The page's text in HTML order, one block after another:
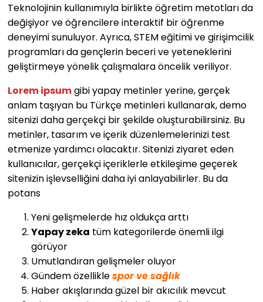
Teknolojinin kullanımıyla birlikte öğretim metotları da
değişiyor ve öğrencilere interaktif bir öğrenme
deneyimi sunuluyor. Ayrıca, STEM eğitimi ve girişimcilik
programları da gençlerin beceri ve yeteneklerini
geliştirmeye yönelik çalışmalara öncelik veriliyor.
Lorem ipsumgibi yapay metinler yerine, gerçek
anlam taşıyan bu Türkçe metinleri kullanarak, demo
sitenizi daha gerçekçi bir şekilde oluşturabilirsiniz. Bu
metinler, tasarım ve içerik düzenlemelerinizi test
etmenize yardımcı olacaktır. Sitenizi ziyaret eden
kullanıcılar, gerçekçi içeriklerle etkileşime geçerek
sitenizin işlevselliğini daha iyi anlayabilirler. Bu da
potans
Yeni gelişmelerde hız oldukça arttı
Yapay zeka tüm kategorilerde önemli ilgi
görüyor
Umutlandıran gelişmeler oluyor
Gündem özelliklespor ve sağlık
Haber akışlarında güzel bir akıcılık mevcut